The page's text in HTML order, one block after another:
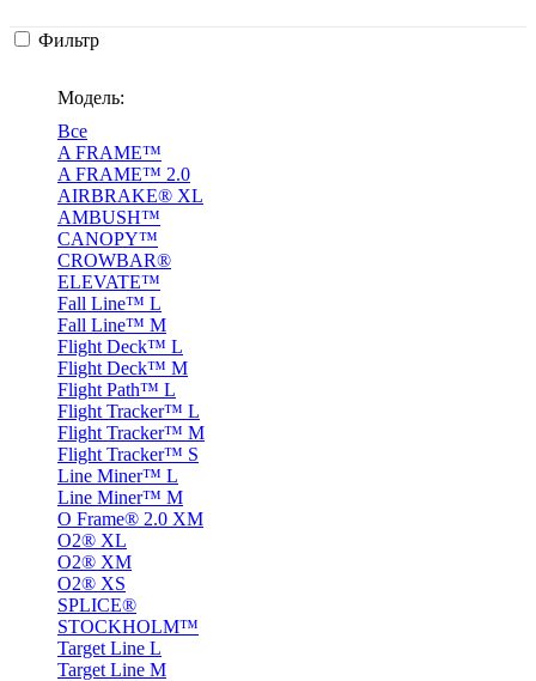
Фильтр
Модель:
Все
A FRAME™
A FRAME™ 2.0
AIRBRAKE® XL
AMBUSH™
CANOPY™
CROWBAR®
ELEVATE™
Fall Line™ L
Fall Line™ M
Flight Deck™ L
Flight Deck™ M
Flight Path™ L
Flight Tracker™ L
Flight Tracker™ M
Flight Tracker™ S
Line Miner™ L
Line Miner™ M
O Frame® 2.0 XM
O2® XL
O2® XM
O2® XS
SPLICE®
STOCKHOLM™
Target Line L
Target Line M